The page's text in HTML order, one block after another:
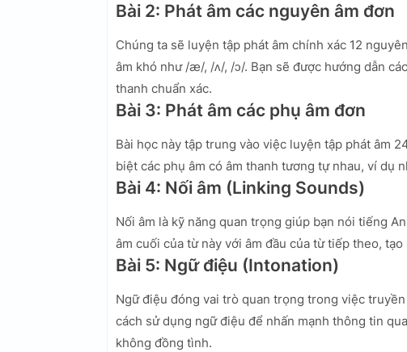
Bài 2: Phát âm các nguyên âm đơn
Chúng ta sẽ luyện tập phát âm chính xác 12
âm khó như /æ/, /ʌ/, /ɔ/. Bạn sẽ được hướng dẫn
thanh chuẩn xác.
Bài 3: Phát âm các phụ âm đơn
Bài học này tập trung vào việc luyện tập phát âm
biệt các phụ âm có âm thanh tương tự nhau, ví dụ
Bài 4: Nối âm (Linking Sounds)
Nối âm là kỹ năng quan trọng giúp bạn nói tiếng
âm cuối của từ này với âm đầu của từ tiếp theo,
Bài 5: Ngữ điệu (Intonation)
Ngữ điệu đóng vai trò quan trọng trong việc
cách sử dụng ngữ điệu để nhấn mạnh thông tin
không đồng tình.